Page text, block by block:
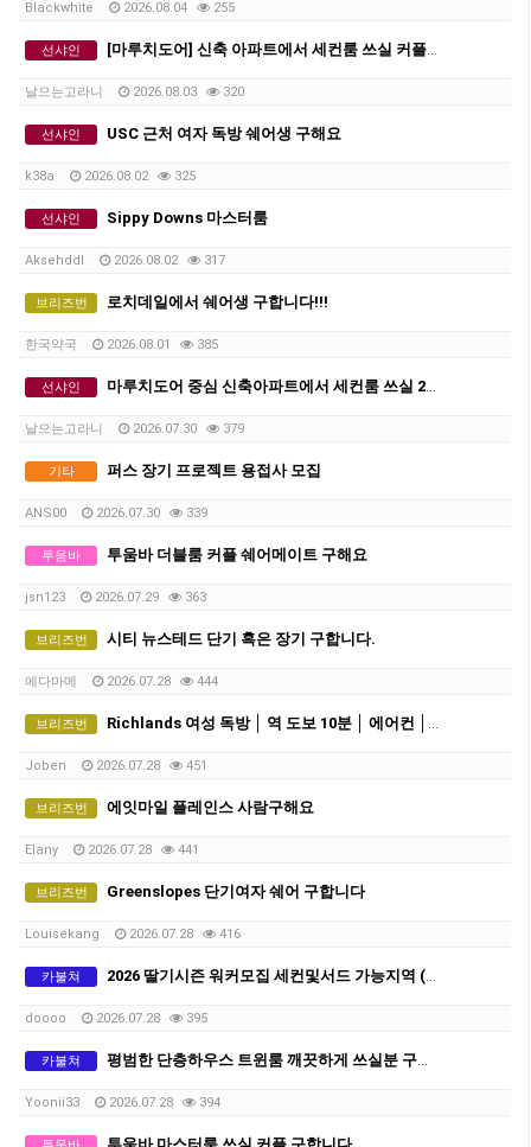
Blackwhite 2026.08.04 255
선샤인 [마루치도어] 신축 아파트에서 세컨룸 쓰실 커플 혹은 2인 쉐어 구합니다. 플라자 도보 5분거리.
날으는고라니 2026.08.03 320
선샤인 USC 근처 여자 독방 쉐어생 구해요
k38a 2026.08.02 325
선샤인 Sippy Downs 마스터룸
Aksehddl 2026.08.02 317
브리즈번 로치데일에서 쉐어생 구합니다!!!
한국약국 2026.08.01 385
선샤인 마루치도어 중심 신축아파트에서 세컨룸 쓰실 2인 쉐어 혹은 커플 구합니다.
날으는고라니 2026.07.30 379
기타 퍼스 장기 프로젝트 용접사 모집
ANS00 2026.07.30 339
투움바 투움바 더블룸 커플 쉐어메이트 구해요
jsn123 2026.07.29 363
브리즈번 시티 뉴스테드 단기 혹은 장기 구합니다.
에다마메 2026.07.28 444
브리즈번 Richlands 여성 독방 │ 역 도보 10분 │ 에어컨 │ 모든 빌 포함 │ 주 $280 │ 단기-약3개월 거주 가능
Joben 2026.07.28 451
브리즈번 에잇마일 플레인스 사람구해요
Elany 2026.07.28 441
브리즈번 Greenslopes 단기여자 쉐어 구합니다
Louisekang 2026.07.28 416
카불쳐 2026 딸기시즌 워커모집 세컨및서드 가능지역 (QLD 브리즈번 근교)
doooo 2026.07.28 395
카불쳐 평범한 단층하우스 트윈룸 깨끗하게 쓰실분 구합니다
Yoonii33 2026.07.28 394